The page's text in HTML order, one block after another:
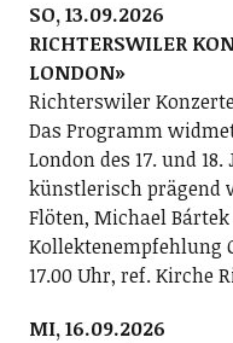
SO, 13.09.2026
RICHTERSWILER
LONDON»
Richterswiler
Das Programm
London des 17. und
künstlerisch prägend
Flöten, Michael
Kollektenempfehlung
17.00 Uhr, ref. Kirche
MI, 16.09.2026